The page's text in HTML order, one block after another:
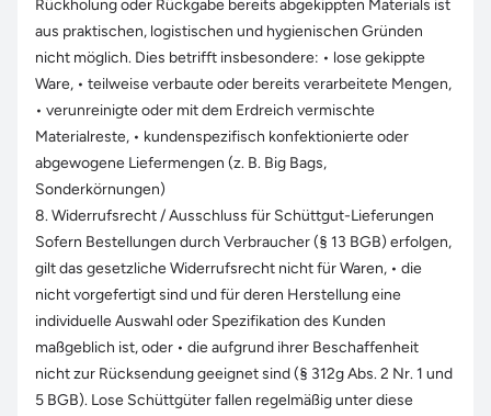
Rückholung oder Rückgabe bereits abgekippten Materials ist
aus praktischen, logistischen und hygienischen Gründen
nicht möglich. Dies betrifft insbesondere: • lose gekippte
Ware, • teilweise verbaute oder bereits verarbeitete Mengen,
• verunreinigte oder mit dem Erdreich vermischte
Materialreste, • kundenspezifisch konfektionierte oder
abgewogene Liefermengen (z. B. Big Bags,
Sonderkörnungen)
8. Widerrufsrecht / Ausschluss für Schüttgut-Lieferungen
Sofern Bestellungen durch Verbraucher (§ 13 BGB) erfolgen,
gilt das gesetzliche Widerrufsrecht nicht für Waren, • die
nicht vorgefertigt sind und für deren Herstellung eine
individuelle Auswahl oder Spezifikation des Kunden
maßgeblich ist, oder • die aufgrund ihrer Beschaffenheit
nicht zur Rücksendung geeignet sind (§ 312g Abs. 2 Nr. 1 und
5 BGB). Lose Schüttgüter fallen regelmäßig unter diese